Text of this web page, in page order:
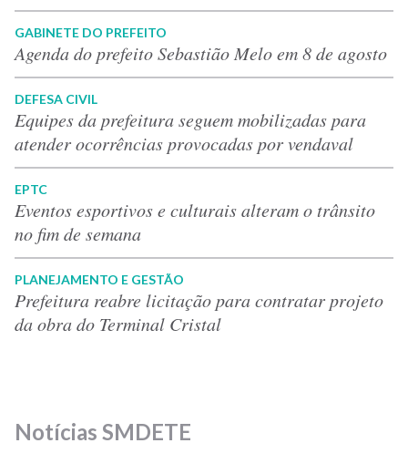
GABINETE DO PREFEITO
Agenda do prefeito Sebastião Melo em 8 de agosto
DEFESA CIVIL
Equipes da prefeitura seguem mobilizadas para
atender ocorrências provocadas por vendaval
EPTC
Eventos esportivos e culturais alteram o trânsito
no fim de semana
PLANEJAMENTO E GESTÃO
Prefeitura reabre licitação para contratar projeto
da obra do Terminal Cristal
Notícias SMDETE